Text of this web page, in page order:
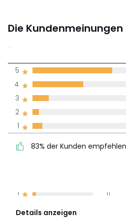
Die Kundenmeinungen
4,1
1 11
4 60
Details anzeigen
1
2
3
4
5
83% der Kunden